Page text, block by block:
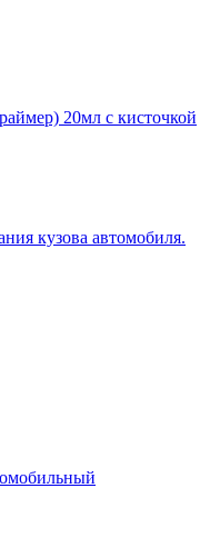
20мл с кисточкой
кузова автомобиля.